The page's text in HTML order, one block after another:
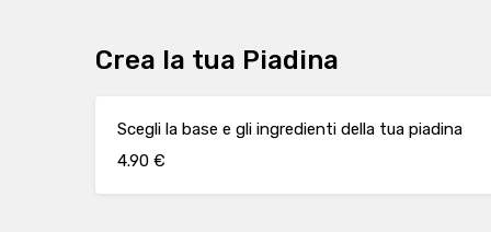
Crea la tua Piadina
Scegli la base e gli ingredienti della tua piadina
4.90 €